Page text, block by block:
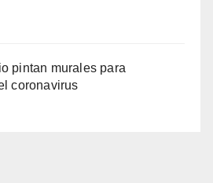
pintan murales para
coronavirus